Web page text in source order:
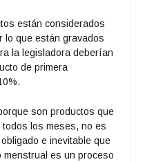
están considerados
lo que están gravados
la legisladora deberían
de primera
son productos que
los meses, no es
e inevitable que
menstrual es un proceso